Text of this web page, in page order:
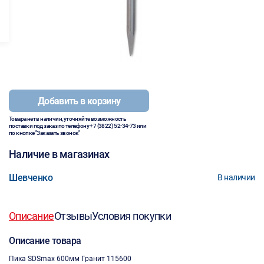
Добавить в корзину
Товара нет в наличии, уточняйте возможность
поставки под заказ по телефону+7 (3822) 52-34-73или
по кнопке "Заказать звонок"
Наличие в магазинах
Шевченко В наличии
ОписаниеОтзывыУсловия покупки
Описание товара
Пика SDSmax 600мм Гранит 115600